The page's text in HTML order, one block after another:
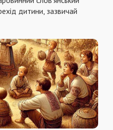
дитини, зазвичай